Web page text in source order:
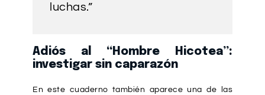
luchas.”
Adiós al “Hombre Hicotea”:
investigar sin caparazón
En este cuaderno también aparece una de las